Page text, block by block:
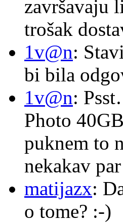
završavaju
trošak
1v@n:
bi bila
1v@n:
Photo
puknem to
nekakav
matijazx:
o tome? :-)